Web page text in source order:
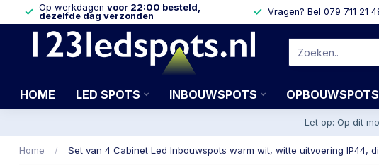
Op werkdagen voor 22:00 besteld,
dezelfde dag verzonden
Vragen? Bel 079 711 21
HOME LED SPOTS INBOUWSPOTS OPBOUWSPOTS
Let op: Op dit
Home / Set van 4 Cabinet Led Inbouwspots warm wit, witte uitvoering IP44,